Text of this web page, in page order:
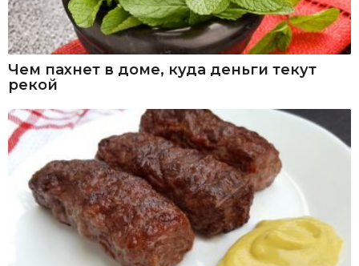
Чем пахнет в доме, куда деньги текут
рекой